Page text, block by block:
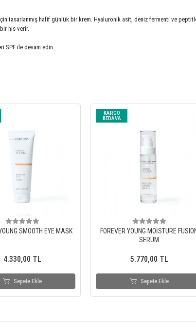
tasarlanmış hafif günlük bir krem. Hyaluronik asit, deniz fermenti ve
his verir.
SPF ile devam edin.
SMOOTH EYE MASK
4.330,00 TL
Sepete Ekle
KARGO
BEDAVA
FOREVER YOUNG MOİSTURE
SERUM
5.770,00 TL
Sepete Ekle